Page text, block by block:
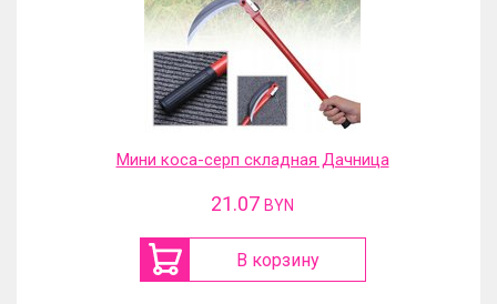
Мини коса-серп складная Дачница
21.07 BYN
В корзину